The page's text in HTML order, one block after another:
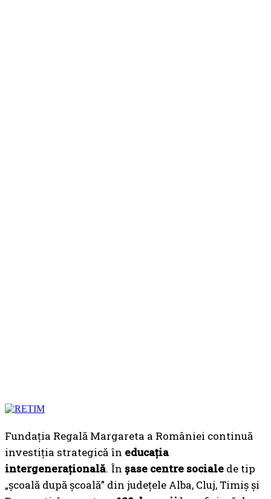
Fundația Regală Margareta a României continuă
investiția strategică în educația
intergenerațională. În șase centre sociale de tip
„școală după școală” din județele Alba, Cluj, Timiș și